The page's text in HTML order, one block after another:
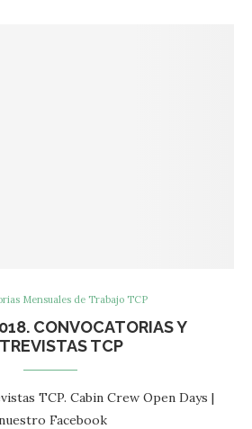
Mensuales de Trabajo TCP
CONVOCATORIAS Y
TCP
TCP. Cabin Crew Open Days |
Facebook